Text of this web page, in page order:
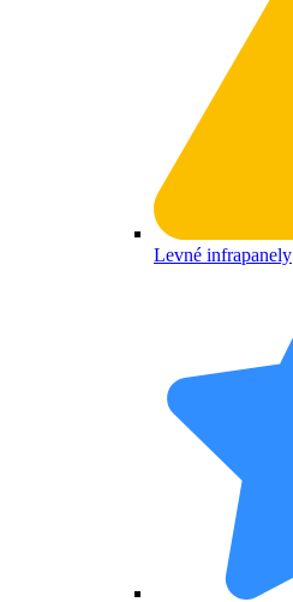
Levné infrapanely